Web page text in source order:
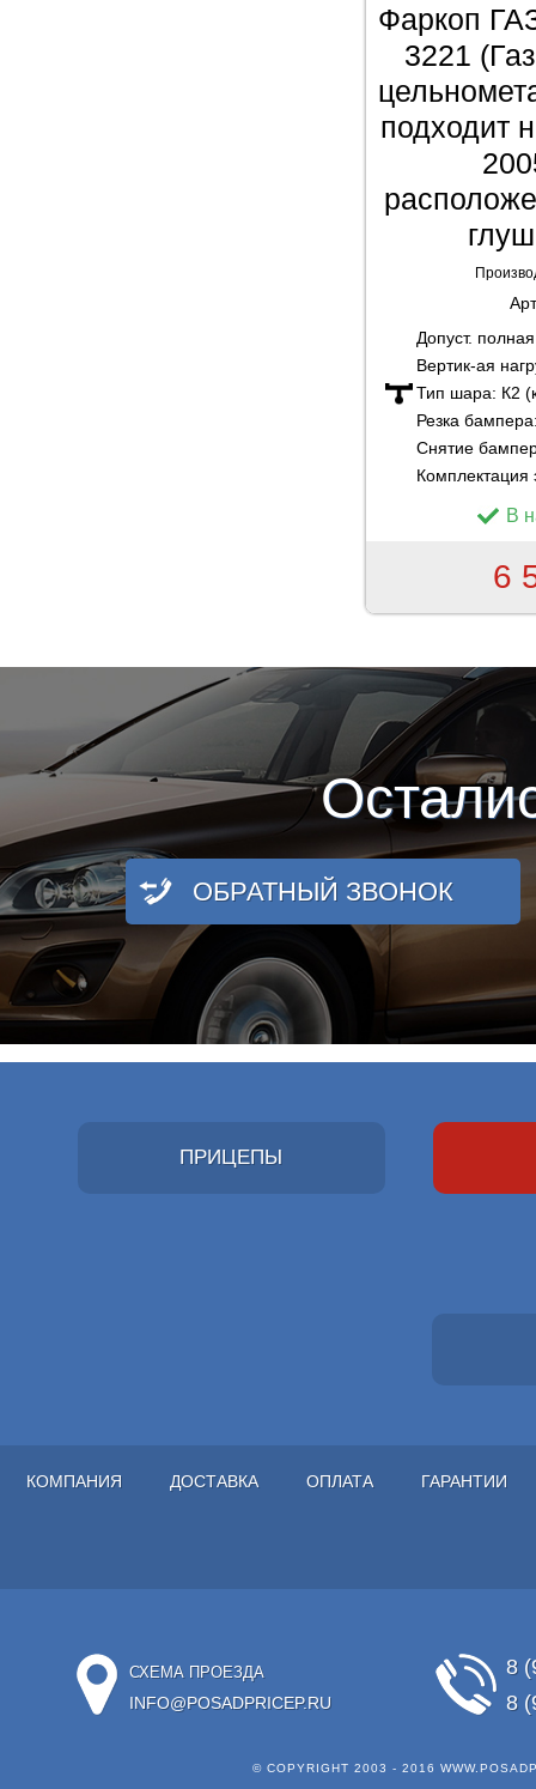
Фаркоп
3221
подходит
Допуст.
Вертик-ая
Тип шара: К2
Резка
Снятие
Комплектация
В
6
ОБРАТНЫЙ ЗВОНОК
ПРИЦЕПЫ
КОМПАНИЯ ДОСТАВКА ОПЛАТА ГАРАНТИИ
СХЕМА ПРОЕЗДА
INFO@POSADPRICEP.RU
8
8
© COPYRIGHT 2003 - 2016